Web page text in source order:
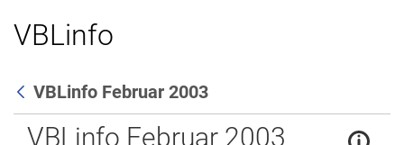
VBLinfo
Zurück
VBLinfo Februar 2003
VBLinfo Februar 2003